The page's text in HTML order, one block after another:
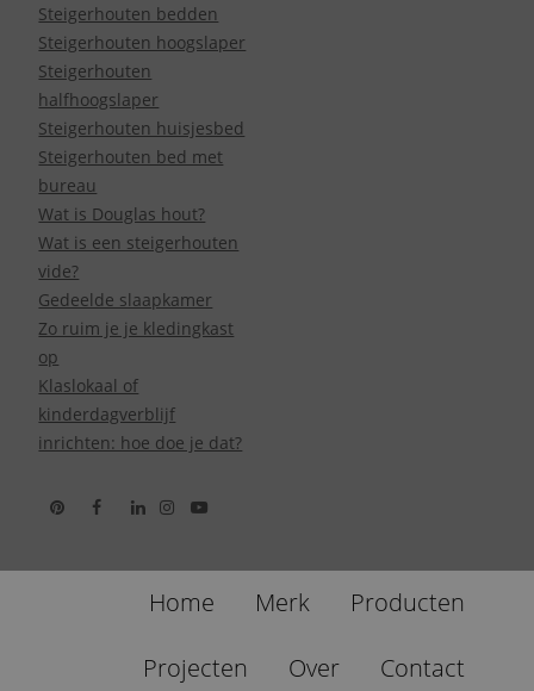
Steigerhouten bedden
Steigerhouten hoogslaper
Steigerhouten
halfhoogslaper
Steigerhouten huisjesbed
Steigerhouten bed met
bureau
Wat is Douglas hout?
Wat is een steigerhouten
vide?
Gedeelde slaapkamer
Zo ruim je je kledingkast
op
Klaslokaal of
kinderdagverblijf
inrichten: hoe doe je dat?
Home Merk Producten
Projecten Over Contact